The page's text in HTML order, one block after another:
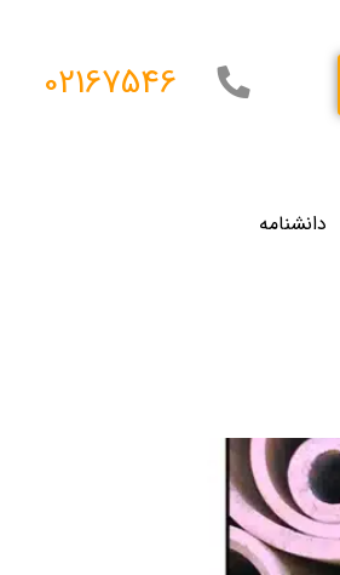
02167546
دانشنامه